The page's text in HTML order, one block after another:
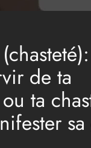
de ta
ta